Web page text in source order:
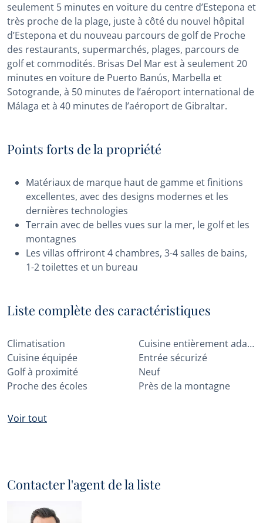
seulement 5 minutes en voiture du centre d’Estepona et
très proche de la plage, juste à côté du nouvel hôpital
d’Estepona et du nouveau parcours de golf de Proche
des restaurants, supermarchés, plages, parcours de
golf et commodités. Brisas Del Mar est à seulement 20
minutes en voiture de Puerto Banús, Marbella et
Sotogrande, à 50 minutes de l’aéroport international de
Málaga et à 40 minutes de l’aéroport de Gibraltar.
Points forts de la propriété
Matériaux de marque haut de gamme et finitions
excellentes, avec des designs modernes et les
dernières technologies
Terrain avec de belles vues sur la mer, le golf et les
montagnes
Les villas offriront 4 chambres, 3-4 salles de bains,
1-2 toilettes et un bureau
Liste complète des caractéristiques
Climatisation
Cuisine entièrement adaptée
Cuisine équipée
Entrée sécurizé
Golf à proximité
Neuf
Proche des écoles
Près de la montagne
Voir tout
Contacter l'agent de la liste